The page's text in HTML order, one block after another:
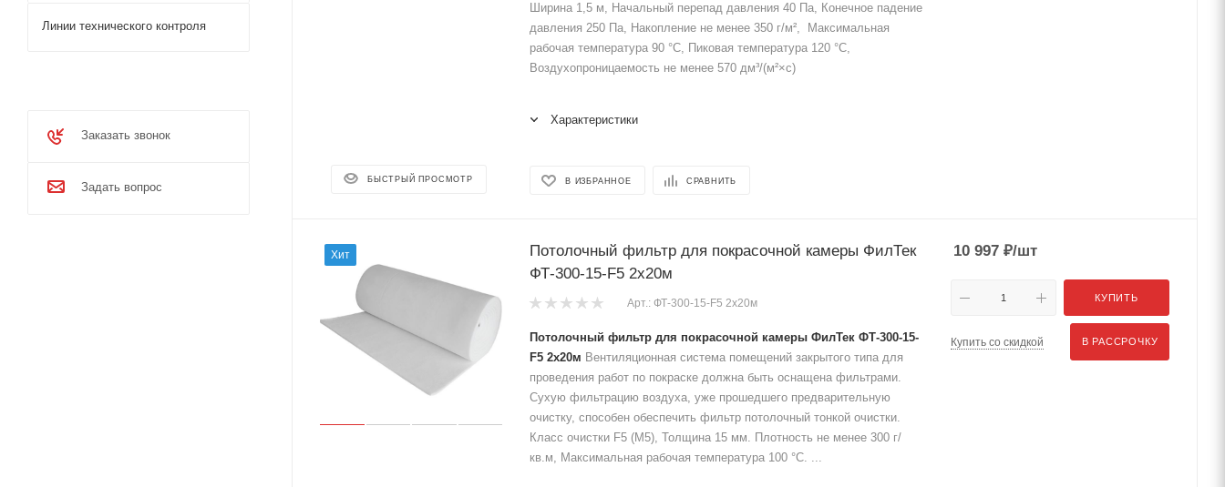
БЫСТРЫЙ ПРОСМОТР
Ширина 1,5 м, Начальный перепад давления 40 Па, Конечное падение
давления 250 Па, Накопление не менее 350 г/м², Максимальная
рабочая температура 90 °C, Пиковая температура 120 °C,
Воздухопроницаемость не менее 570 дм³/(м²×с)
Характеристики
В ИЗБРАННОЕ СРАВНИТЬ
Хит
Потолочный фильтр для покрасочной камеры ФилТек
ФТ-300-15-F5 2x20м
Арт.: ФТ-300-15-F5 2x20м
Потолочный фильтр для покрасочной камеры ФилТек ФТ-300-15-
F5 2x20м Вентиляционная система помещений закрытого типа для
проведения работ по покраске должна быть оснащена фильтрами.
Сухую фильтрацию воздуха, уже прошедшего предварительную
очистку, способен обеспечить фильтр потолочный тонкой очистки.
Класс очистки F5 (M5), Толщина 15 мм. Плотность не менее 300 г/
кв.м, Максимальная рабочая температура 100 °C. ...
10 997 ₽/шт
КУПИТЬ
Купить со скидкой В РАССРОЧКУ
Линии технического контроля
Заказать звонок
Задать вопрос